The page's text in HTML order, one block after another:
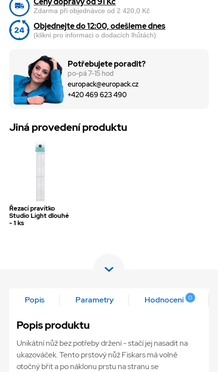
Zdarma při objednávce od 2 420,0 Kč
Objednejte do 12:00, odešleme dnes
(klikni pro informaci o dodacích lhůtách)
Potřebujete poradit?
po-pá 7-15 hod
europack@europack.cz
+420 469 623 490
Jiná provedení produktu
Řezací pravítko
Studio Light dlouhé
- 1 ks
Popis Parametry Hodnocení 0
Popis produktu
Unikátní nůž bez potřeby držení - stačí jej nasadit na
ukazováček. Tento prstový nůž Fiskars má volně
otočný břit a po náklonu prstu na stranu se